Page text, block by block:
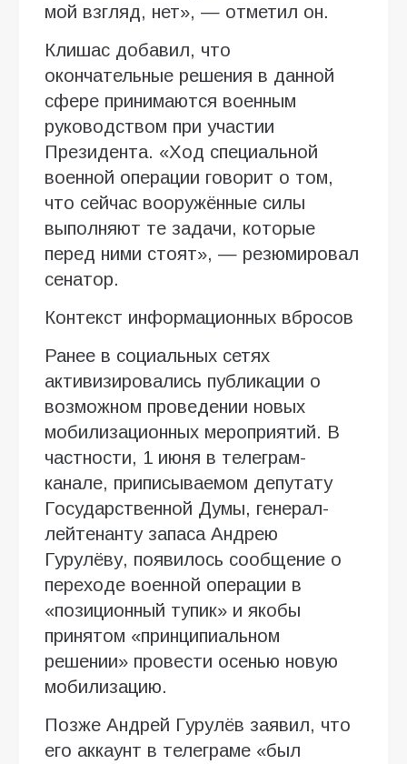
мой взгляд, нет», — отметил он.
Клишас добавил, что
окончательные решения в данной
сфере принимаются военным
руководством при участии
Президента. «Ход специальной
военной операции говорит о том,
что сейчас вооружённые силы
выполняют те задачи, которые
перед ними стоят», — резюмировал
сенатор.
Контекст информационных вбросов
Ранее в социальных сетях
активизировались публикации о
возможном проведении новых
мобилизационных мероприятий. В
частности, 1 июня в телеграм-
канале, приписываемом депутату
Государственной Думы, генерал-
лейтенанту запаса Андрею
Гурулёву, появилось сообщение о
переходе военной операции в
«позиционный тупик» и якобы
принятом «принципиальном
решении» провести осенью новую
мобилизацию.
Позже Андрей Гурулёв заявил, что
его аккаунт в телеграме «был